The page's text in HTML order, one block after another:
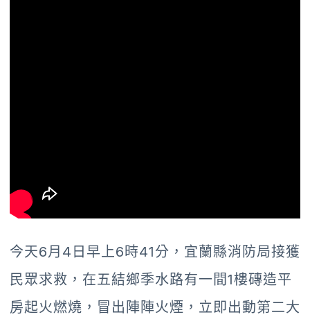
今天6月4日早上6時41分，宜蘭縣消防局接獲
民眾求救，在五結鄉季水路有一間1樓磚造平
房起火燃燒，冒出陣陣火煙，立即出動第二大